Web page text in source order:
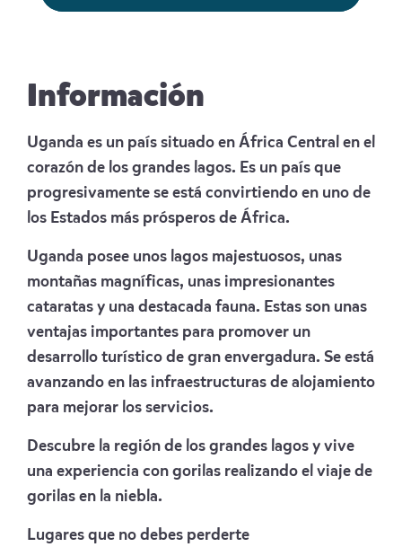
Información
Uganda es un país situado en África Central en el
corazón de los grandes lagos. Es un país que
progresivamente se está convirtiendo en uno de
los Estados más prósperos de África.
Uganda posee unos lagos majestuosos, unas
montañas magníficas, unas impresionantes
cataratas y una destacada fauna. Estas son unas
ventajas importantes para promover un
desarrollo turístico de gran envergadura. Se está
avanzando en las infraestructuras de alojamiento
para mejorar los servicios.
Descubre la región de los grandes lagos y vive
una experiencia con gorilas realizando el viaje de
gorilas en la niebla.
Lugares que no debes perderte